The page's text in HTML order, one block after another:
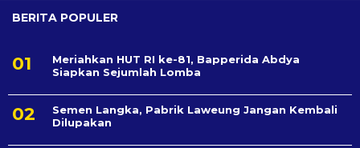
BERITA POPULER
Meriahkan HUT RI ke-81, Bapperida Abdya
Siapkan Sejumlah Lomba
Semen Langka, Pabrik Laweung Jangan Kembali
Dilupakan